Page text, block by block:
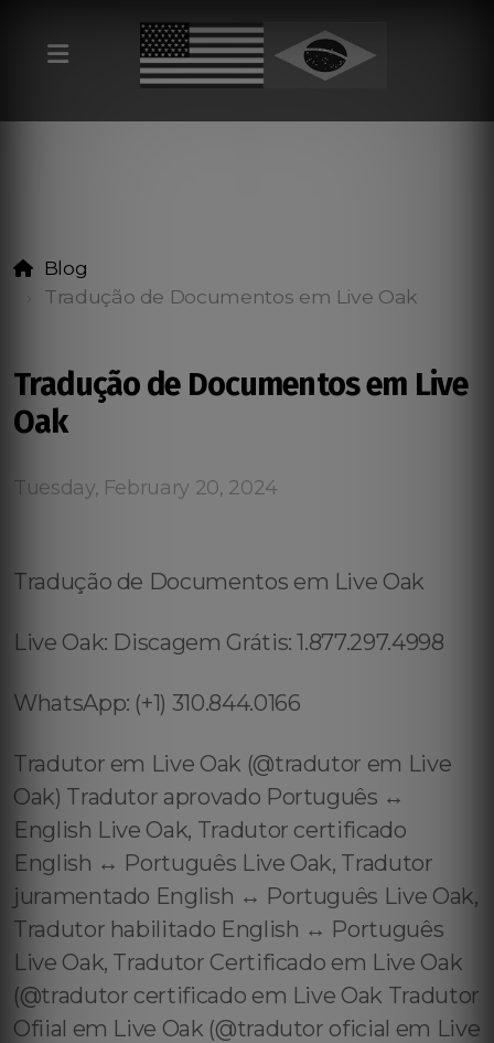
Blog
Tradução de Documentos em Live Oak
Tradução de Documentos em Live
Oak
Tuesday, February 20, 2024
Tradução de Documentos em Live Oak
Live Oak: Discagem Grátis: 1.877.297.4998
WhatsApp: (+1) 310.844.0166
Tradutor em Live Oak (@tradutor em Live
Oak) Tradutor aprovado Português ↔️
English Live Oak, Tradutor certificado
English ↔️ Português Live Oak, Tradutor
juramentado English ↔️ Português Live Oak,
Tradutor habilitado English ↔️ Português
Live Oak, Tradutor Certificado em Live Oak
(@tradutor certificado em Live Oak Tradutor
Ofiial em Live Oak (@tradutor oficial em Live